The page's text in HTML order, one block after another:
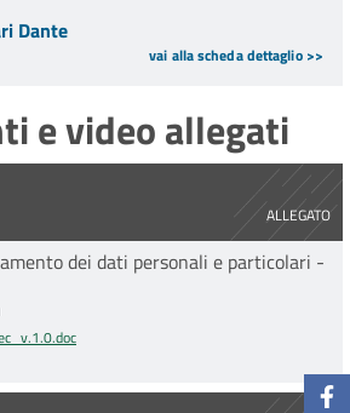
Dante
vai alla scheda dettaglio >>
e video allegati
ALLEGATO
avec_v.1.0.doc
dei dati personali e particolari -